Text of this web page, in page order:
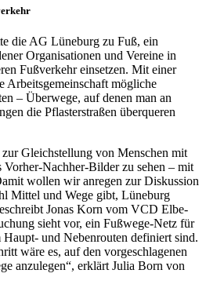
die AG Lüneburg zu Fuß, ein
Organisationen und Vereine in
Fußverkehr einsetzen. Mit einer
Arbeitsgemeinschaft mögliche
– Überwege, auf denen man an
die Pflasterstraßen überqueren
Gleichstellung von Menschen mit
Nachher-Bilder zu sehen – mit
wollen wir anregen zur Diskussion
Mittel und Wege gibt, Lüneburg
Jonas Korn vom VCD Elbe-
sieht vor, ein Fußwege-Netz für
und Nebenrouten definiert sind.
wäre es, auf den vorgeschlagenen
anzulegen“, erklärt Julia Born von